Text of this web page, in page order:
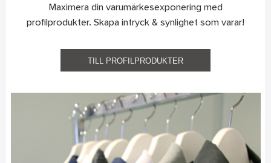
Maximera din varumärkesexponering med
profilprodukter. Skapa intryck & synlighet som varar!
TILL PROFILPRODUKTER